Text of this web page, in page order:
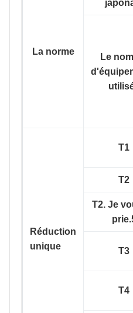
La norme
Le
Réduction
unique
T1
T2
T2. Je
T3
T4